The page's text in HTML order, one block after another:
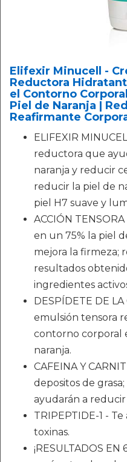
Elifexir Minucell -
Reductora
el Contorno
Piel de Naranja |
Reafirmante
ELIFEXIR
reductora que
naranja y reducir
reducir la piel de
piel H7 suave y
ACCIÓN
en un 75% la piel
mejora la firmeza;
resultados
ingredientes
DESPÍDETE DE
emulsión tensora
contorno corporal
naranja.
CAFEINA Y
depositos de grasa;
ayudarán a
TRIPEPTIDE-1 -
toxinas.
¡RESULTADOS